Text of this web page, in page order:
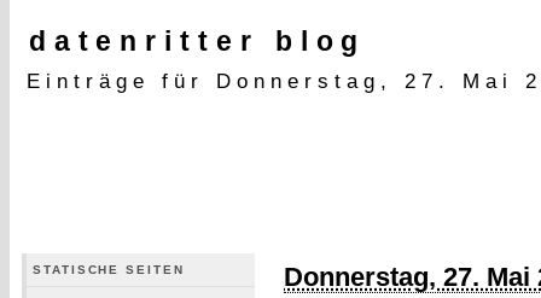
datenritter blog
Einträge für Donnerstag, 27. Mai
STATISCHE SEITEN Donnerstag, 27. Mai